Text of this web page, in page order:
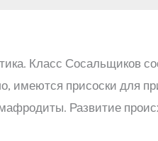
Класс Сосальщиков
имеются присоски для
Развитие